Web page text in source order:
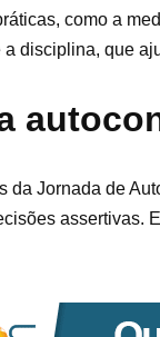
como a
disciplina, que
da Jornada de
assertivas.